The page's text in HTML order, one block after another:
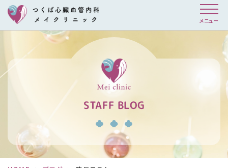
メニュー
STAFF BLOG